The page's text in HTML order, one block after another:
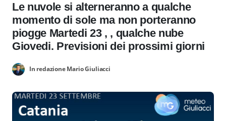
Le nuvole si alterneranno a qualche
momento di sole ma non porteranno
piogge Martedi 23 , , qualche nube
Giovedi. Previsioni dei prossimi giorni
In redazione Mario Giuliacci